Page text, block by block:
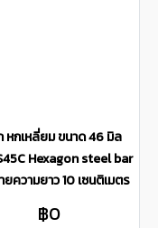
หกเหลี่ยม ขนาด 46 มิล
Hexagon steel bar
ความยาว 10 เซนติเมตร
฿0